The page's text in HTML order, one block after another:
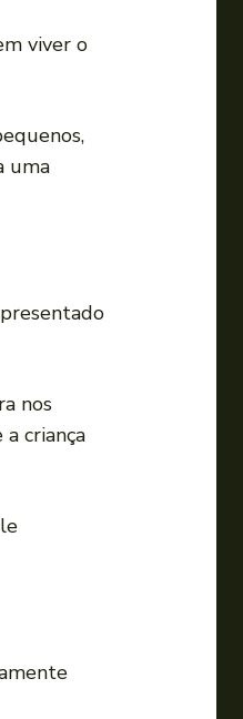
viver o
uma
nos
criança